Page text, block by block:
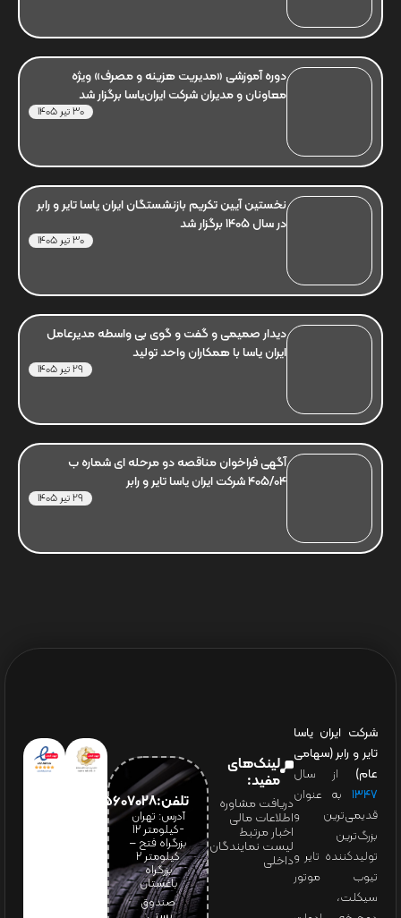
دوره آموزشی «مدیریت هزینه و مصرف» ویژه
معاونان و مدیران شرکت ایران‌یاسا برگزار شد
30 تیر 1405
نخستین آیین تکریم بازنشستگان ایران یاسا تایر و رابر
در سال 1405 برگزار شد
30 تیر 1405
دیدار صمیمی و گفت و گوی بی واسطه مدیرعامل
ایران یاسا با همکاران واحد تولید
29 تیر 1405
آگهی فراخوان مناقصه دو مرحله ای شماره ب
405/04 شرکت ایران یاسا تایر و رابر
29 تیر 1405
شرکت ایران یاسا
تایر و رابر (سهامی
عام) از سال
۱۳۴۷ به عنوان
قدیمی‌ترین و
بزرگ‌ترین
تولیدکننده تایر و
تیوب موتور
سیکلت،
لینک‌های
مفید:
دریافت مشاوره
اطلاعات مالی
اخبار مرتبط
لیست نمایندگان
داخلی
تلفن:65607028(021)
آدرس: تهران
-کیلومتر 12
بزرگراه فتح –
کیلومتر ۲
بزرگراه
باغستان
صندوق